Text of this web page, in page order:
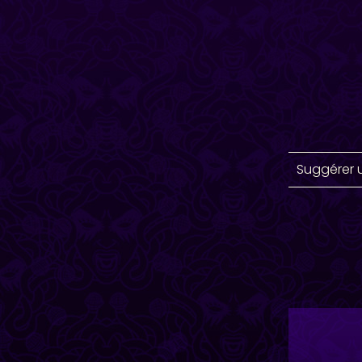
Suggérer